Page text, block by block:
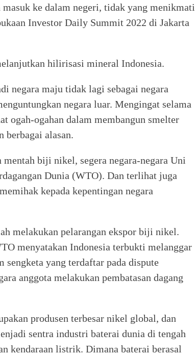
ke dalam negeri, tidak yang menikmati
Investor Daily Summit 2022 di Jakarta
hilirisasi mineral Indonesia.
negara maju tidak lagi sebagai negara
negara luar. Mengingat selama
ogah-ogahan dalam membangun smelter
berbagai alasan.
biji nikel, segera negara-negara Uni
Dunia (WTO). Dan terlihat juga
kepada kepentingan negara
melakukan pelarangan ekspor biji nikel.
menyatakan Indonesia terbukti melanggar
yang terdaftar pada dispute
anggota melakukan pembatasan dagang
produsen terbesar nikel global, dan
sentra industri baterai dunia di tengah
kendaraan listrik. Dimana baterai berasal